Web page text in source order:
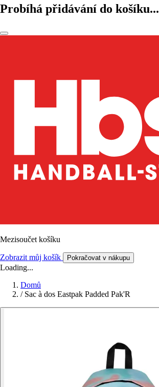
Probíhá přidávání do košíku...
Mezisoučet košíku
Zobrazit můj košík Pokračovat v nákupu
Loading...
Domů
/ Sac à dos Eastpak Padded Pak'R